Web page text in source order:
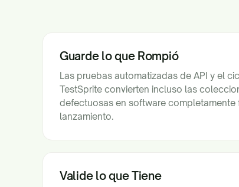
Guarde lo que Rompió
Las pruebas automatizadas de API y el
TestSprite convierten incluso las
defectuosas en software completamente
lanzamiento.
Valide lo que Tiene